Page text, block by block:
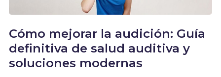
Cómo mejorar la audición: Guía
definitiva de salud auditiva y
soluciones modernas